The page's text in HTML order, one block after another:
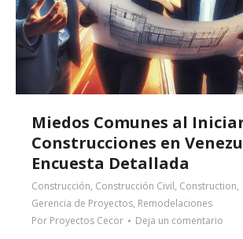
Miedos Comunes al
Construcciones en
Encuesta Detallada
Construcción, Construcción Civil, Construction,
Gerencia de Proyectos, Remodelaciones
Por Proyectos Cecor Deja un comentario